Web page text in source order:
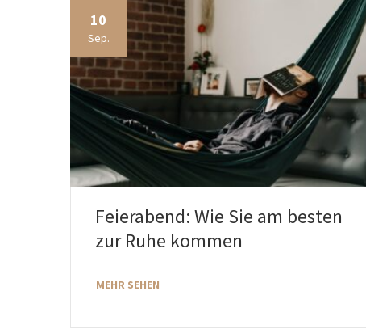
10
Sep.
Feierabend: Wie Sie am besten
zur Ruhe kommen
MEHR SEHEN